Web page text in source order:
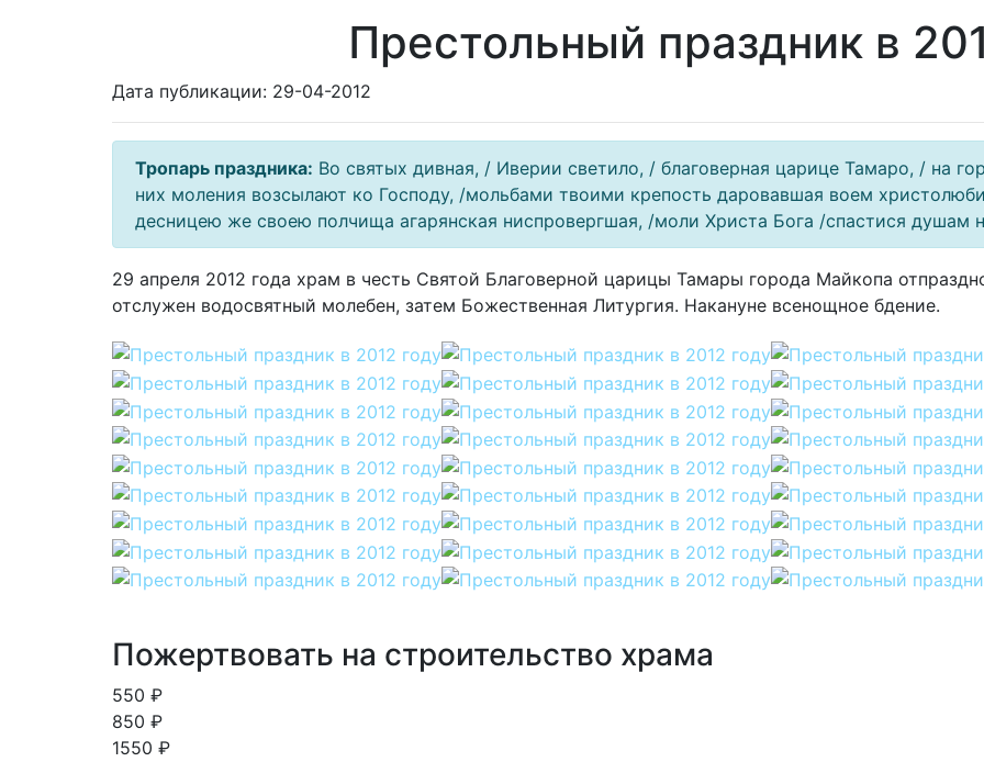
Престольный праздник в
Дата публикации: 29-04-2012
Тропарь праздника: Во святых дивная, / Иверии светило, / благоверная царице Тамаро, / на
них моления возсылают ко Господу, /мольбами твоими крепость даровавшая воем
десницею же своею полчища агарянская ниспровергшая, /моли Христа Бога /спастися душам
29 апреля 2012 года храм в честь Святой Благоверной царицы Тамары города Майкопа
отслужен водосвятный молебен, затем Божественная Литургия. Накануне всенощное бдение.
Пожертвовать на строительство храма
550 ₽
850 ₽
1550 ₽